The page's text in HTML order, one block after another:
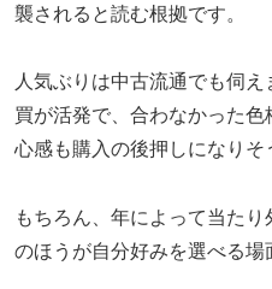
襲されると読む根拠です。
人気ぶりは中古流通でも伺
買が活発で、合わなかった
心感も購入の後押しになりそ
もちろん、年によって当た
のほうが自分好みを選べる場